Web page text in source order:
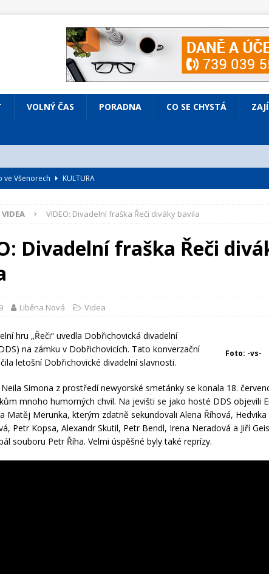
VOLNÝ ČAS PORADNA CO SE CHYSTÁ
ve Všenorech
KULTURA
ZAJÍMAVÍ LIDÉ
ČAS
VIDEA VIDEO: Divadelní fraška Řeči diváky bavila
Divadelní fraška Řeči
Liběna Nová Videa
Foto: -vs-
hru „Řeči“ uvedla Dobřichovická divadelní
na zámku v Dobřichovicích. Tato konverzační
letošní Dobřichovické divadelní slavnosti.
Simona z prostředí newyorské smetánky se konala 18.
mnoho humorných chvil. Na jevišti se jako hosté DDS objevili
Matěj Merunka, kterým zdatně sekundovali Alena Říhová, Hedvika
Petr Kopsa, Alexandr Skutil, Petr Bendl, Irena Neradová a Jiří
souboru Petr Říha. Velmi úspěšné byly také reprízy.